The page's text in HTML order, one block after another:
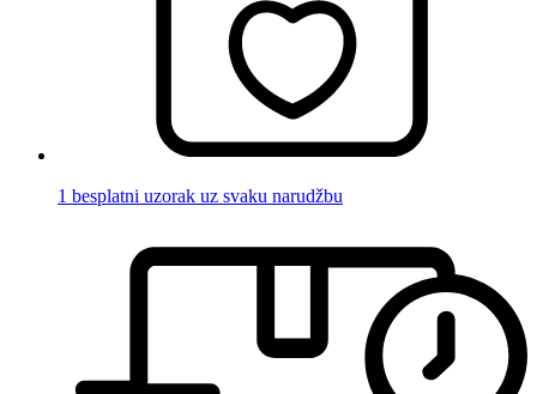
1 besplatni uzorak uz svaku narudžbu